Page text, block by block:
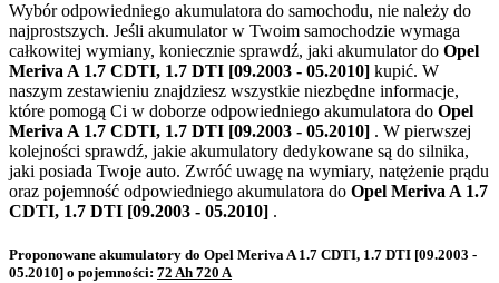
Wybór odpowiedniego akumulatora do samochodu, nie należy do
najprostszych. Jeśli akumulator w Twoim samochodzie wymaga
całkowitej wymiany, koniecznie sprawdź, jaki akumulator do Opel
Meriva A 1.7 CDTI, 1.7 DTI [09.2003 - 05.2010] kupić. W
naszym zestawieniu znajdziesz wszystkie niezbędne informacje,
które pomogą Ci w doborze odpowiedniego akumulatora do Opel
Meriva A 1.7 CDTI, 1.7 DTI [09.2003 - 05.2010] . W pierwszej
kolejności sprawdź, jakie akumulatory dedykowane są do silnika,
jaki posiada Twoje auto. Zwróć uwagę na wymiary, natężenie prądu
oraz pojemność odpowiedniego akumulatora do Opel Meriva A 1.7
CDTI, 1.7 DTI [09.2003 - 05.2010] .
Proponowane akumulatory do Opel Meriva A 1.7 CDTI, 1.7 DTI [09.2003 -
05.2010] o pojemności: 72 Ah 720 A